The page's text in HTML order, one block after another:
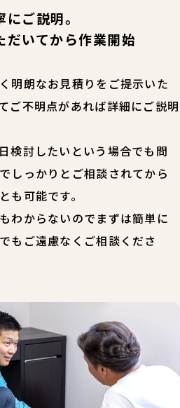
ご説明。
だいてから作業開始
明朗なお見積りをご提示いた
ご不明点があれば詳細にご説明
検討したいという場合でも問
しっかりとご相談されてから
も可能です。
わからないのでまずは簡単に
もご遠慮なくご相談くださ